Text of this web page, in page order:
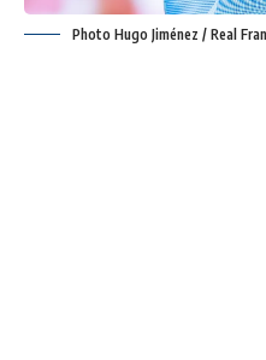
Photo Hugo Jiménez / Real